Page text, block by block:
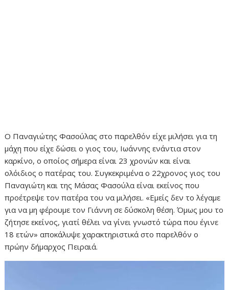
Ο Παναγιώτης Φασούλας στο παρελθόν είχε μιλήσει για τη
μάχη που είχε δώσει ο γιος του, Ιωάννης ενάντια στον
καρκίνο, ο οποίος σήμερα είναι 23 χρονών και είναι
ολόιδιος ο πατέρας του. Συγκεκριμένα ο 22χρονος γιος του
Παναγιώτη και της Μάσας Φασούλα είναι εκείνος που
προέτρεψε τον πατέρα του να μιλήσει. «Εμείς δεν το λέγαμε
για να μη φέρουμε τον Γιάννη σε δύσκολη θέση. Όμως μου το
ζήτησε εκείνος, γιατί θέλει να γίνει γνωστό τώρα που έγινε
18 ετών» αποκάλυψε χαρακτηριστικά στο παρελθόν ο
πρώην δήμαρχος Πειραιά.